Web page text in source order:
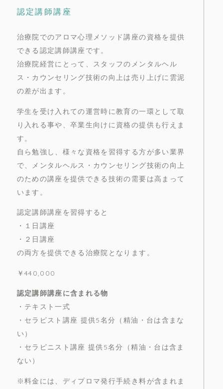
認定講師講座
治療院でのアロマ心理メソッド講座の資格を提供
できる認定講師講座です。
治療院経営にとって、スタッフのメンタルヘル
ス・カウンセリング技術の向上は売り上げに雲泥
の差が出ます。
学生を受け入れての運営時に教育の一環として取
り入れる事や、卒業生向けに資格の提供も行えま
す。
自ら勉強し、様々な資格を習得する方が多い業界
で、メンタルヘルス・カウンセリング技術の向上
のための講座を提供できる技術の需要は高まって
います。
認定講師講座を習得すると
・１日講座
・２日講座
の両方を提供できる治療院となります。
￥440,000
認定講師講座に含まれる物
・テキスト一式
・セラピスト講座 提供5名分（精油・台は含まな
い）
・セラピニスト講座 提供5名分（精油・台は含ま
ない）
※料金には、ディプロマ発行手続き料が含まれま